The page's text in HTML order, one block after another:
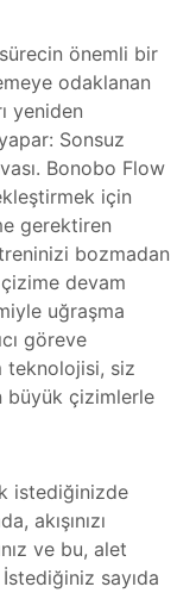
önemli bir
odaklanan
yeniden
Sonsuz
Bonobo Flow
için
gerektiren
bozmadan
devam
uğraşma
göreve
teknolojisi, siz
büyük çizimlerle
istediğinizde
akışınızı
ve bu, alet
sayıda